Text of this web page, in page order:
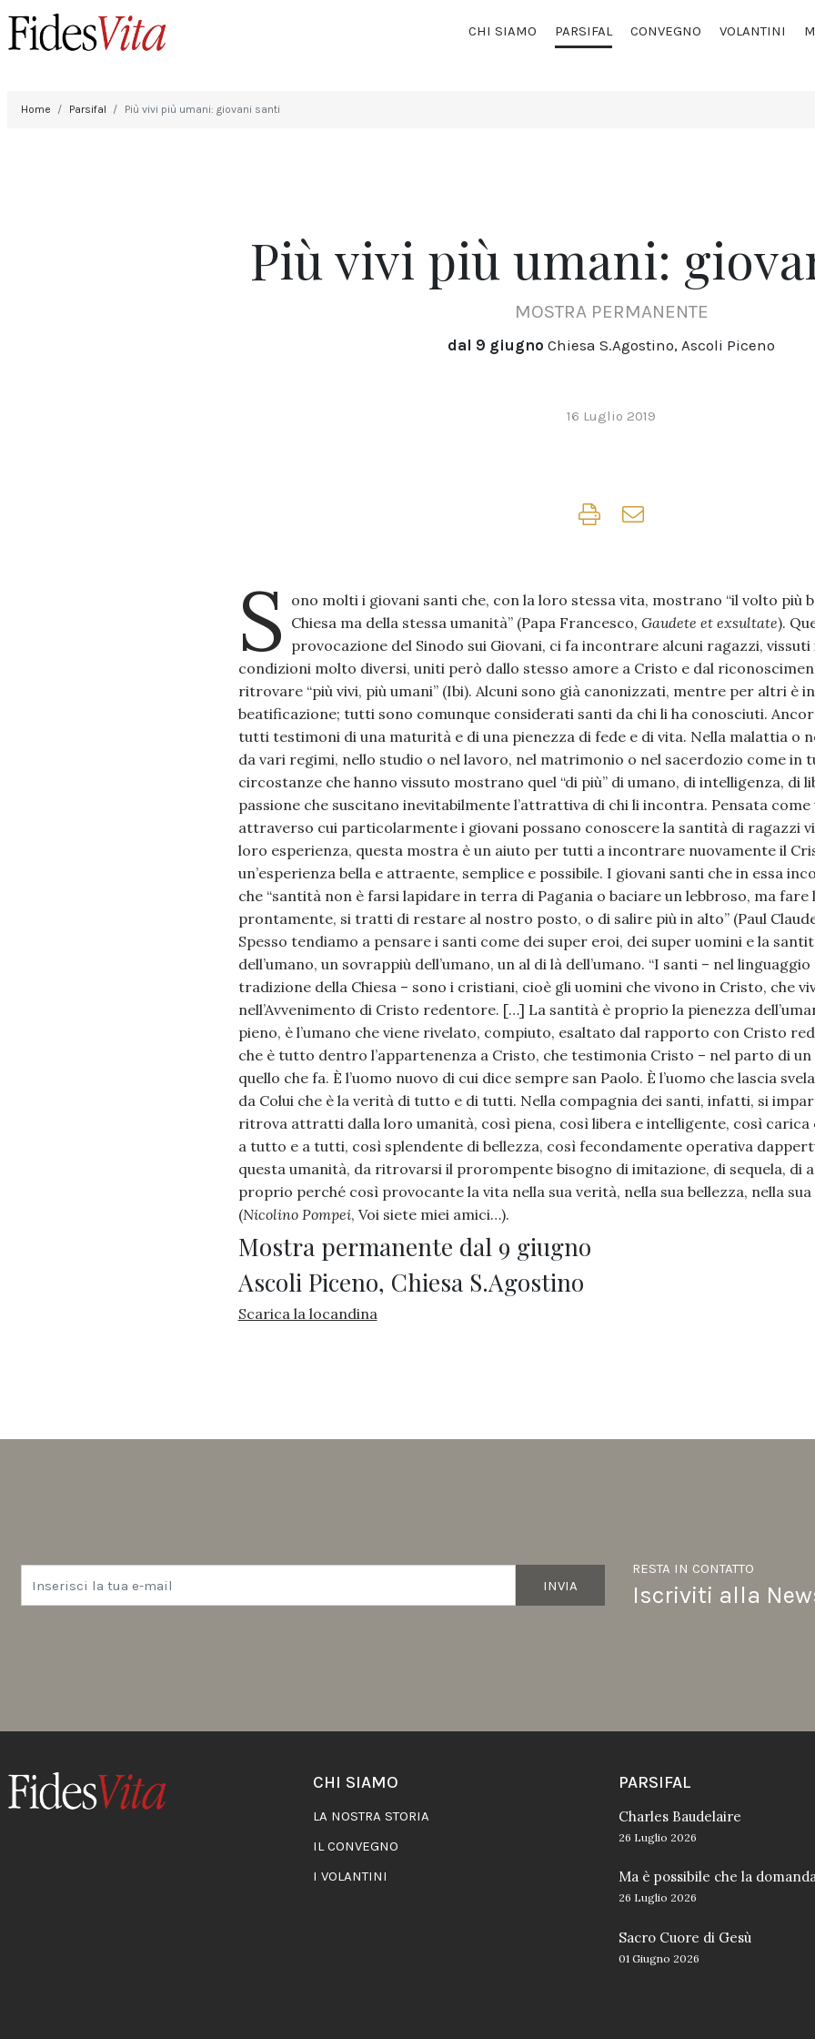
CHI SIAMO PARSIFAL CONVEGNO VOLANTINI
Home Parsifal Più vivi più umani: giovani santi
Più vivi più umani:
MOSTRA PERMANENTE
dal 9 giugno Chiesa S.Agostino, Ascoli Piceno
16 Luglio 2019
S ono molti i giovani santi che, con la loro stessa vita, mostrano “il volto più
Chiesa ma della stessa umanità” (Papa Francesco, Gaudete et exsultate).
provocazione del Sinodo sui Giovani, ci fa incontrare alcuni ragazzi,
condizioni molto diversi, uniti però dallo stesso amore a Cristo e dal
ritrovare “più vivi, più umani” (Ibi). Alcuni sono già canonizzati, mentre per altri è
beatificazione; tutti sono comunque considerati santi da chi li ha conosciuti.
tutti testimoni di una maturità e di una pienezza di fede e di vita. Nella malattia o
da vari regimi, nello studio o nel lavoro, nel matrimonio o nel sacerdozio come in
circostanze che hanno vissuto mostrano quel “di più” di umano, di intelligenza, di
passione che suscitano inevitabilmente l’attrattiva di chi li incontra. Pensata
attraverso cui particolarmente i giovani possano conoscere la santità di ragazzi
loro esperienza, questa mostra è un aiuto per tutti a incontrare nuovamente il
un’esperienza bella e attraente, semplice e possibile. I giovani santi che in essa
che “santità non è farsi lapidare in terra di Pagania o baciare un lebbroso, ma fare
prontamente, si tratti di restare al nostro posto, o di salire più in alto” (Paul
Spesso tendiamo a pensare i santi come dei super eroi, dei super uomini e la
dell’umano, un sovrappiù dell’umano, un al di là dell’umano. “I santi – nel
tradizione della Chiesa – sono i cristiani, cioè gli uomini che vivono in Cristo, che
nell’Avvenimento di Cristo redentore. […] La santità è proprio la pienezza
pieno, è l’umano che viene rivelato, compiuto, esaltato dal rapporto con Cristo
che è tutto dentro l’appartenenza a Cristo, che testimonia Cristo – nel parto di
quello che fa. È l’uomo nuovo di cui dice sempre san Paolo. È l’uomo che lascia
da Colui che è la verità di tutto e di tutti. Nella compagnia dei santi, infatti, si
ritrova attratti dalla loro umanità, così piena, così libera e intelligente, così carica
a tutto e a tutti, così splendente di bellezza, così fecondamente operativa
questa umanità, da ritrovarsi il prorompente bisogno di imitazione, di sequela, di
proprio perché così provocante la vita nella sua verità, nella sua bellezza, nella sua
(Nicolino Pompei, Voi siete miei amici…).
Mostra permanente dal 9 giugno
Ascoli Piceno, Chiesa S.Agostino
Scarica la locandina
INVIA
RESTA IN CONTATTO
Iscriviti alla
CHI SIAMO
LA NOSTRA STORIA
IL CONVEGNO
I VOLANTINI
PARSIFAL
Charles Baudelaire
26 Luglio 2026
Ma è possibile che la
26 Luglio 2026
Sacro Cuore di Gesù
01 Giugno 2026